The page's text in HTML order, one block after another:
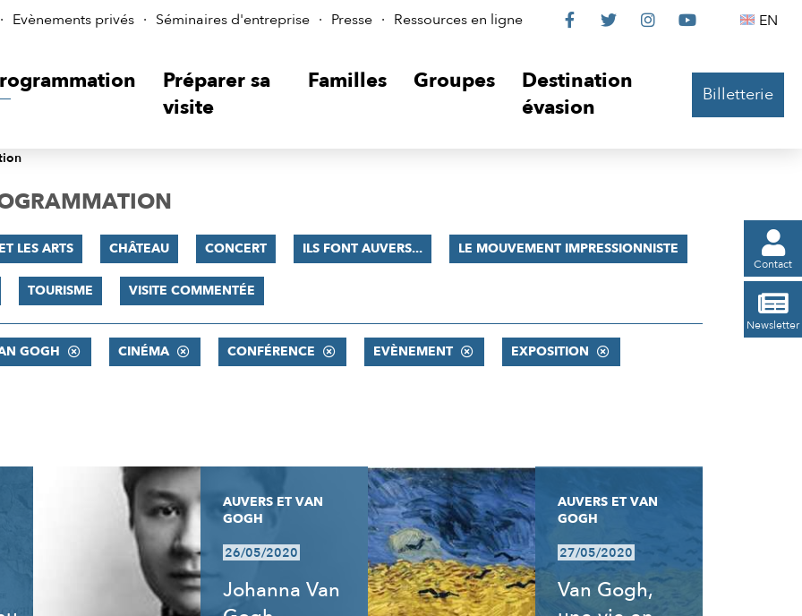
Evènements privés Séminaires d'entreprise Presse Ressources en ligne
Le
sur

Le

Le

Le
 EN
Préparer sa
visite
Familles Groupes
Destination
évasion
Billetterie

Contact

Newsletter
LES ARTS CHÂTEAU CONCERT ILS FONT AUVERS... LE MOUVEMENT IMPRESSIONNISTE
TOURISME VISITE COMMENTÉE
GOGH CINÉMA CONFÉRENCE EVÈNEMENT EXPOSITION
AUVERS ET VAN
GOGH
26/05/2020
Johanna Van
AUVERS ET VAN
GOGH
27/05/2020
Van Gogh,